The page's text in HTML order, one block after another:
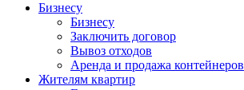
Бизнесу
Бизнесу
Заключить договор
Вывоз отходов
Аренда и продажа контейнеров
Жителям квартир